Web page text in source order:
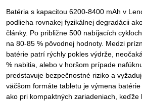
Batéria s kapacitou 6200-8400 mAh v
podlieha rovnakej fyzikálnej degradácii
články. Po približne 500 nabíjacích
na 80-85 % pôvodnej hodnoty. Medzi
batérie patrí rýchly pokles výdrže,
% nabitia, alebo v horšom prípade
predstavuje bezpečnostné riziko a
väčšom formáte tabletu je výmena
ako pri kompaktných zariadeniach, keďže